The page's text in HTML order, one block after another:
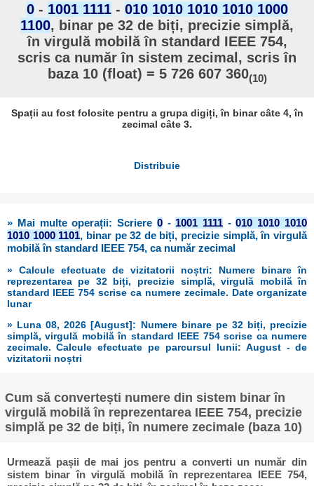
0- 1001 1111- 010 1010 1010 1010 1000
1100, binar pe 32 de biți, precizie simplă,
în virgulă mobilă în standard IEEE 754,
scris ca număr în sistem zecimal, scris în
baza 10 (float) = 5 726 607 360(10)
Spații au fost folosite pentru a grupa digiți, în binar câte 4, în
zecimal câte 3.
Distribuie
» Mai multe operații: Scriere 0- 1001 1111-010 1010 1010
1010 1000 1101, binar pe 32 de biți, precizie simplă, în virgulă
mobilă în standard IEEE 754, ca număr zecimal
» Calcule efectuate de vizitatorii noștri: Numere binare în
reprezentarea pe 32 biți, precizie simplă, virgulă mobilă în
standard IEEE 754 scrise ca numere zecimale. Date organizate
lunar
» Luna 08, 2026 [August]: Numere binare pe 32 biți, precizie
simplă, virgulă mobilă în standard IEEE 754 scrise ca numere
zecimale. Calcule efectuate pe parcursul lunii: August - de
vizitatorii noștri
Cum să convertești numere din sistem binar în
virgulă mobilă în reprezentarea IEEE 754, precizie
simplă pe 32 de biți, în numere zecimale (baza 10)
Urmează pașii de mai jos pentru a converti un număr din
sistem binar în virgulă mobilă în reprezentarea IEEE 754,